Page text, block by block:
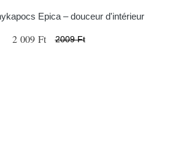
Epica – douceur d'intérieur
2 009 Ft 2009 Ft